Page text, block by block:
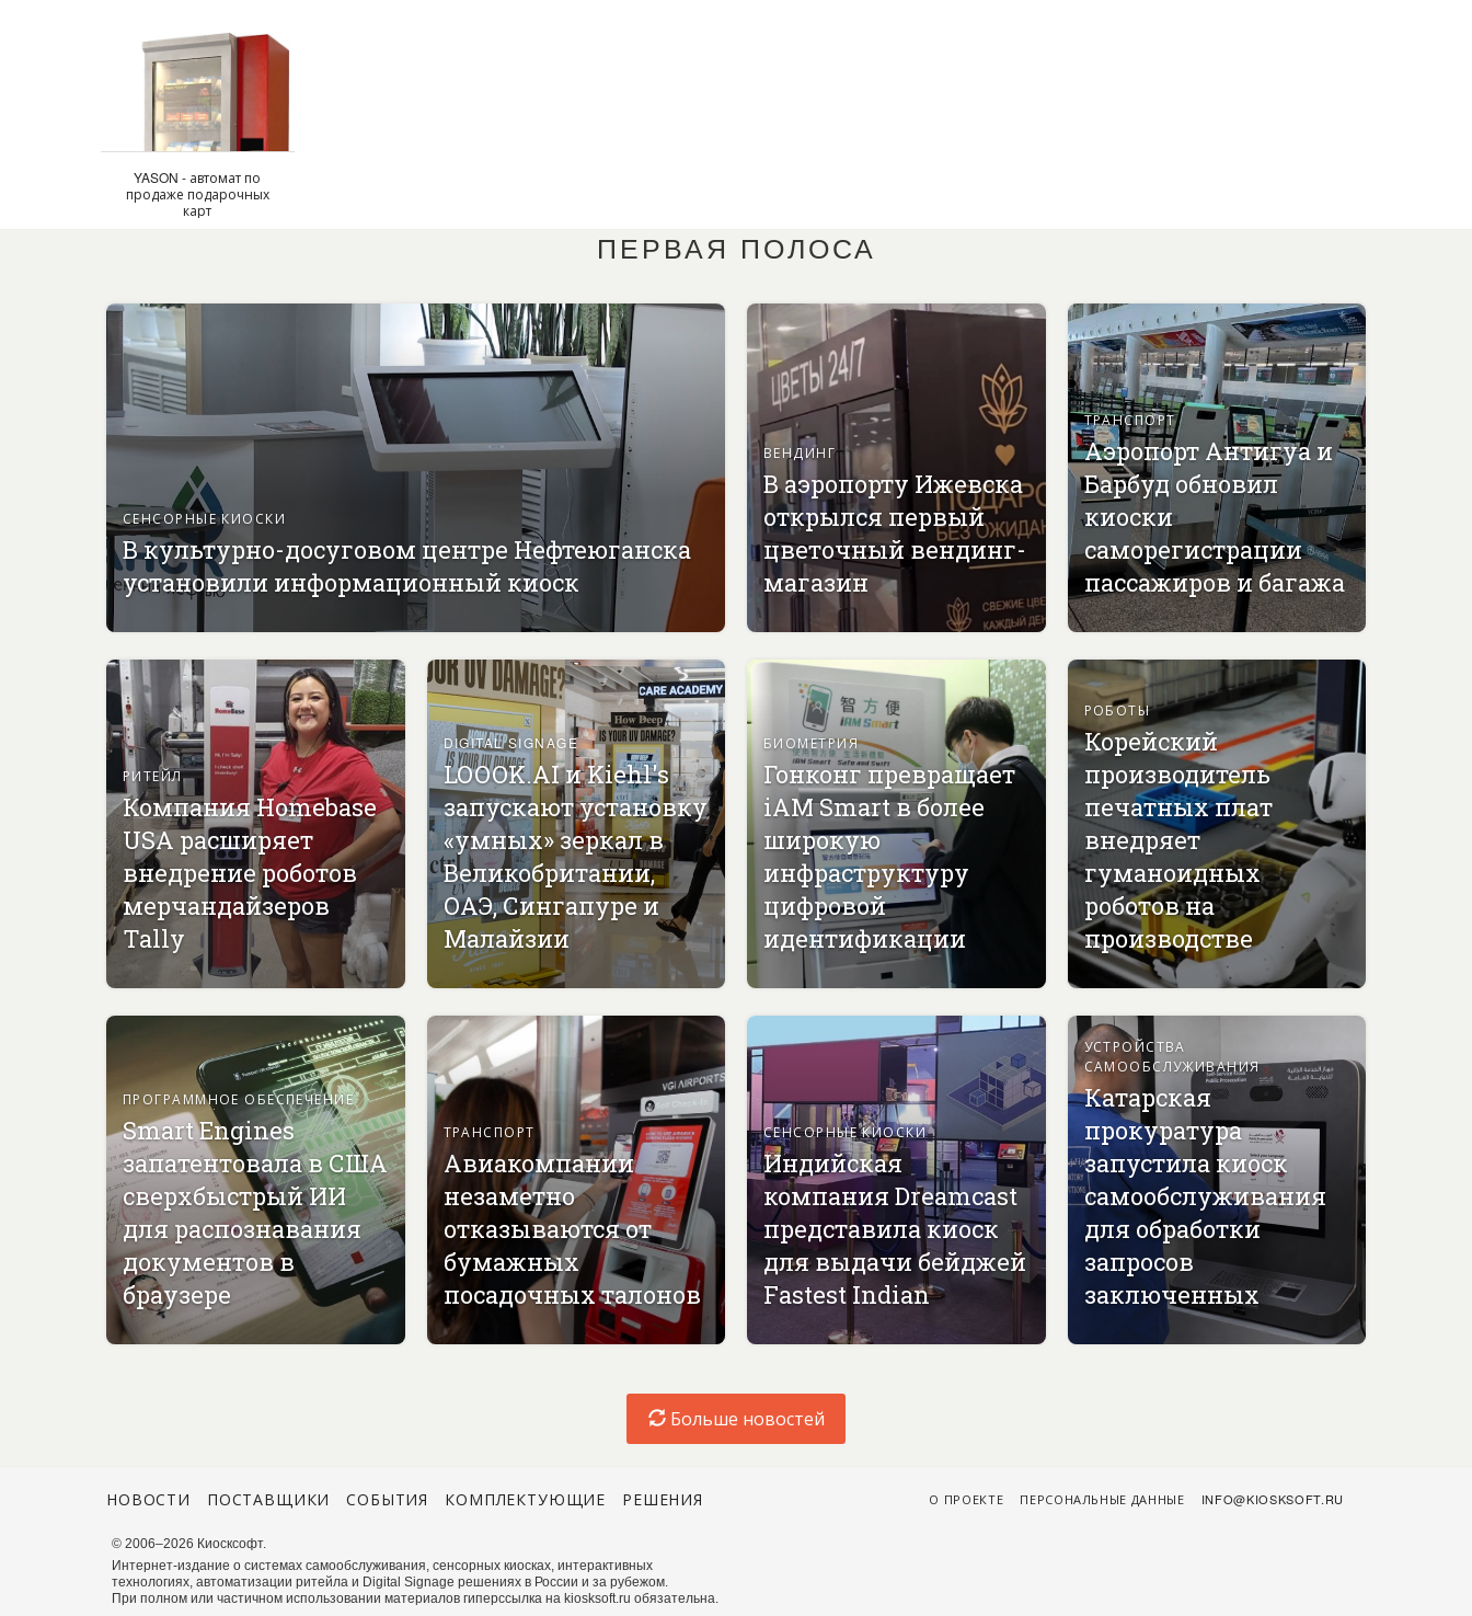
YASON - автомат по
продаже подарочных
карт
ПЕРВАЯ ПОЛОСА
СЕНСОРНЫЕ КИОСКИ
В культурно-досуговом центре Нефтеюганска
установили информационный киоск
ВЕНДИНГ
В аэропорту Ижевска
открылся первый
цветочный вендинг-
магазин
ТРАНСПОРТ
Аэропорт Антигуа и
Барбуд обновил
киоски
саморегистрации
пассажиров и багажа
РИТЕЙЛ
Компания Homebase
USA расширяет
внедрение роботов
мерчандайзеров
Tally
DIGITAL SIGNAGE
LOOOK.AI и Kiehl's
запускают установку
«умных» зеркал в
Великобритании,
ОАЭ, Сингапуре и
Малайзии
БИОМЕТРИЯ
Гонконг превращает
iAM Smart в более
широкую
инфраструктуру
цифровой
идентификации
РОБОТЫ
Корейский
производитель
печатных плат
внедряет
гуманоидных
роботов на
производстве
ПРОГРАММНОЕ ОБЕСПЕЧЕНИЕ
Smart Engines
запатентовала в США
сверхбыстрый ИИ
для распознавания
документов в
браузере
ТРАНСПОРТ
Авиакомпании
незаметно
отказываются от
бумажных
посадочных талонов
СЕНСОРНЫЕ КИОСКИ
Индийская
компания Dreamcast
представила киоск
для выдачи бейджей
Fastest Indian
УСТРОЙСТВА
САМООБСЛУЖИВАНИЯ
Катарская
прокуратура
запустила киоск
самообслуживания
для обработки
запросов
заключенных
Больше новостей
О ПРОЕКТЕ ПЕРСОНАЛЬНЫЕ ДАННЫЕ INFO@KIOSKSOFT.RU
НОВОСТИ ПОСТАВЩИКИ СОБЫТИЯ КОМПЛЕКТУЮЩИЕ РЕШЕНИЯ
© 2006–2026 Киосксофт.
Интернет-издание о системах самообслуживания, сенсорных киосках, интерактивных
технологиях, автоматизации ритейла и Digital Signage решениях в России и за рубежом.
При полном или частичном использовании материалов гиперссылка на kiosksoft.ru обязательна.